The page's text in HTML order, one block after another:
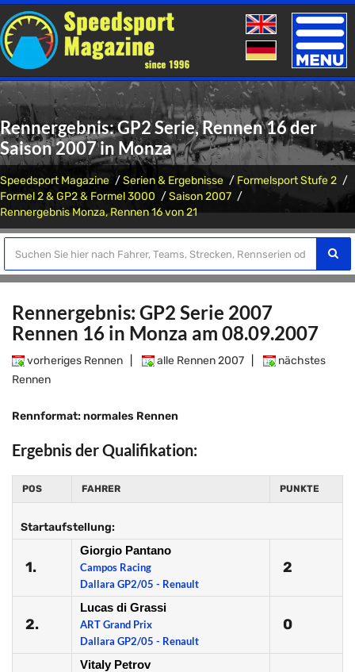
Toggle
Rennergebnis: GP2 Serie, Rennen 16 der
Saison 2007 in Monza
Speedsport Magazine Serien & Ergebnisse
Formelsport Stufe 2
Formel 2 & GP2 & Formel 3000
Saison 2007
Rennergebnis Monza, Rennen 16 von 21
Rennergebnis: GP2 Serie 2007
Rennen 16 in Monza am 08.09.2007
vorheriges Rennen alle Rennen 2007
nächstes
Rennen
Rennformat: normales Rennen
Ergebnis der Qualifikation:
POS FAHRER PUNKTE
Startaufstellung:
1.
Giorgio Pantano
Campos Racing
Dallara GP2/05 - Renault
2
2.
Lucas di Grassi
ART Grand Prix
Dallara GP2/05 - Renault
0
Vitaly Petrov